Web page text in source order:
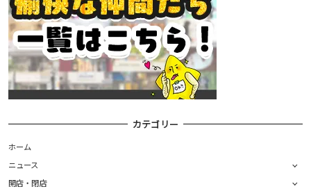
カテゴリー
ホーム
ニュース
開店・閉店